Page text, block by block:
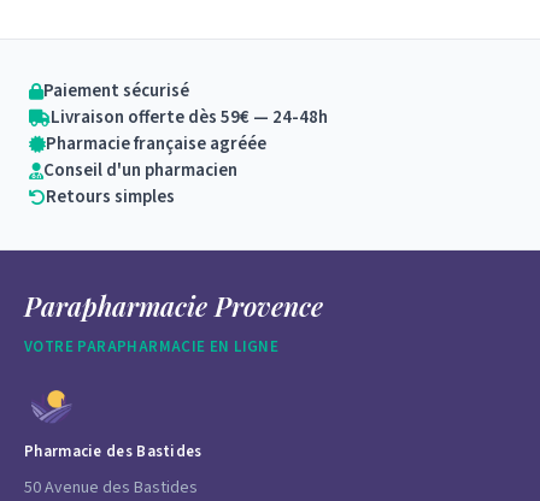
Paiement sécurisé
Livraison offerte dès 59€ — 24-48h
Pharmacie française agréée
Conseil d'un pharmacien
Retours simples
Parapharmacie Provence
VOTRE PARAPHARMACIE EN LIGNE
Pharmacie des Bastides
50 Avenue des Bastides